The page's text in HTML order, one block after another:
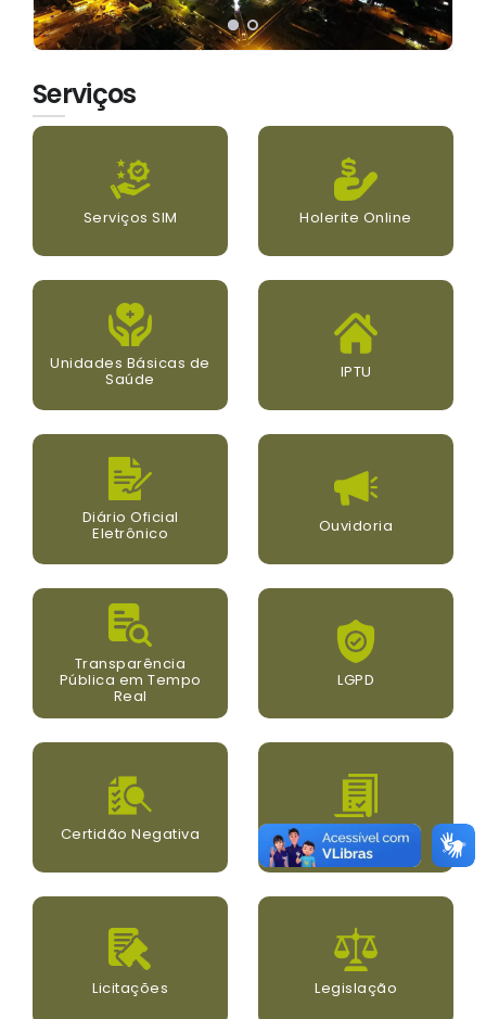
Serviços
Serviços SIM Holerite Online
Unidades Básicas de
Saúde IPTU
Diário Oficial
Eletrônico Ouvidoria
Transparência
Pública em Tempo
Real
LGPD
Certidão Negativa Concursos
Licitações Legislação